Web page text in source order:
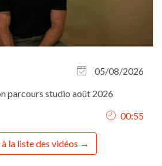
05/08/2026
parcours studio août 2026
00:55
la liste des vidéos